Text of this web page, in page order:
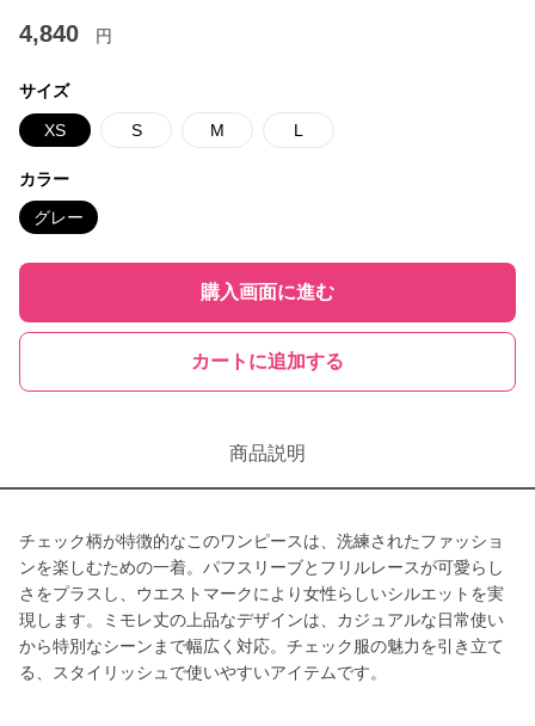
4,840 円
サイズ
XS S M L
カラー
グレー
購入画面に進む
カートに追加する
商品説明
チェック柄が特徴的なこのワンピースは、洗練されたファッショ
ンを楽しむための一着。パフスリーブとフリルレースが可愛らし
さをプラスし、ウエストマークにより女性らしいシルエットを実
現します。ミモレ丈の上品なデザインは、カジュアルな日常使い
から特別なシーンまで幅広く対応。チェック服の魅力を引き立て
る、スタイリッシュで使いやすいアイテムです。